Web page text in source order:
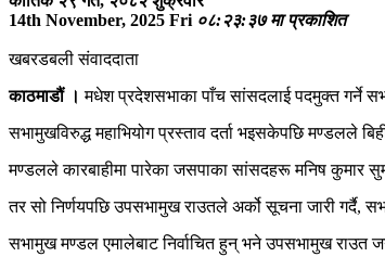
14th November, 2025 Fri ०८:२३:३७ मा प्रकाशित
खबरडबली संवाददाता
काठमाडौं ।मधेश प्रदेशसभाका पाँच सांसदलाई पदमुक्त गर्ने
सभामुखविरुद्ध महाभियोग प्रस्ताव दर्ता भइसकेपछि मण्डलले
मण्डलले कारबाहीमा पारेका जसपाका सांसदहरू मनिष कुमार
तर सो निर्णयपछि उपसभामुख राउतले अर्को सूचना जारी गर्दै,
सभामुख मण्डल एमालेबाट निर्वाचित हुन् भने उपसभामुख राउत